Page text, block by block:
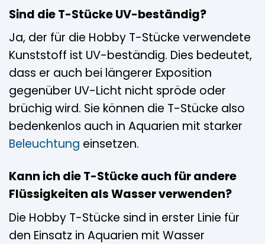
Sind die T-Stücke UV-beständig?
Ja, der für die Hobby T-Stücke verwendete
Kunststoff ist UV-beständig. Dies bedeutet,
dass er auch bei längerer Exposition
gegenüber UV-Licht nicht spröde oder
brüchig wird. Sie können die T-Stücke also
bedenkenlos auch in Aquarien mit starker
Beleuchtung einsetzen.
Kann ich die T-Stücke auch für andere
Flüssigkeiten als Wasser verwenden?
Die Hobby T-Stücke sind in erster Linie für
den Einsatz in Aquarien mit Wasser